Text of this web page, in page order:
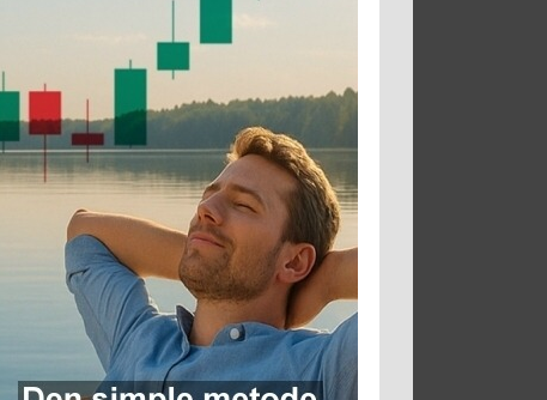
Kopier Jeppe Kirk Bonde